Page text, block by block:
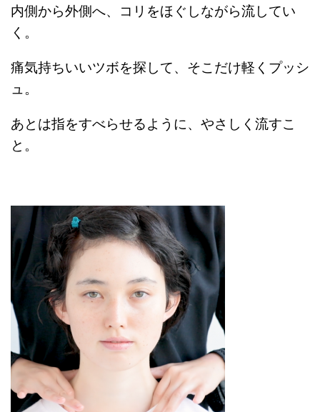
内側から外側へ、コリをほぐしながら流してい
く。
痛気持ちいいツボを探して、そこだけ軽くプッシ
ュ。
あとは指をすべらせるように、やさしく流すこ
と。